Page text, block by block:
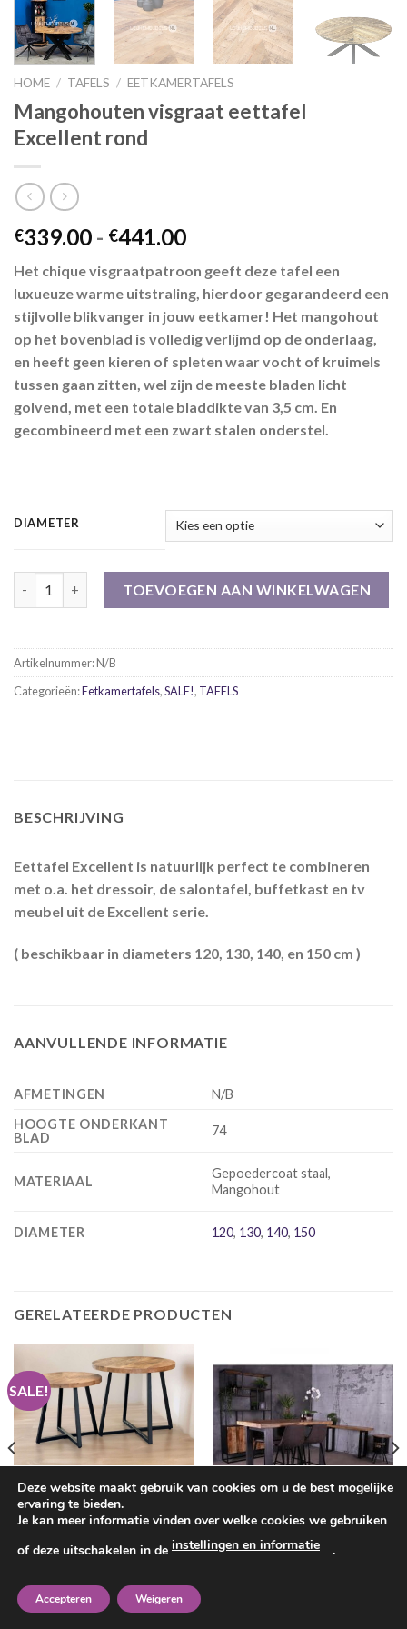
HOME / TAFELS / EETKAMERTAFELS
Mangohouten visgraat eettafel
Excellent rond
€339.00 - €441.00Prijsklasse:
tot
€441.00
Het chique visgraatpatroon geeft deze tafel een
luxueuze warme uitstraling, hierdoor gegarandeerd een
stijlvolle blikvanger in jouw eetkamer! Het mangohout
op het bovenblad is volledig verlijmd op de onderlaag,
en heeft geen kieren of spleten waar vocht of kruimels
tussen gaan zitten, wel zijn de meeste bladen licht
golvend, met een totale bladdikte van 3,5 cm. En
gecombineerd met een zwart stalen onderstel.
DIAMETER
TOEVOEGEN AAN WINKELWAGEN
Artikelnummer:N/B
Categorieën:Eetkamertafels,SALE!, TAFELS
BESCHRIJVING
Eettafel Excellent is natuurlijk perfect te combineren
met o.a. het dressoir, de salontafel, buffetkast en tv
meubel uit de Excellent serie.
( beschikbaar in diameters 120, 130, 140, en 150 cm )
AANVULLENDE INFORMATIE
AFMETINGEN
N/B
HOOGTE ONDERKANT
BLAD
74
MATERIAAL
Gepoedercoat staal,
Mangohout
DIAMETER 120, 130, 140, 150
GERELATEERDE PRODUCTEN
SALE!
BIJZETTAFELS
Mangohouten salontafelset
Lucca
prijs
prijs
BARTAFELS
Industriële bartafel Mangohout
Deze website maakt gebruik van cookies om u de best mogelijke
ervaring te bieden.
Je kan meer informatie vinden over welke cookies we gebruiken
of deze uitschakelen in de instellingen en informatie .
Accepteren Weigeren